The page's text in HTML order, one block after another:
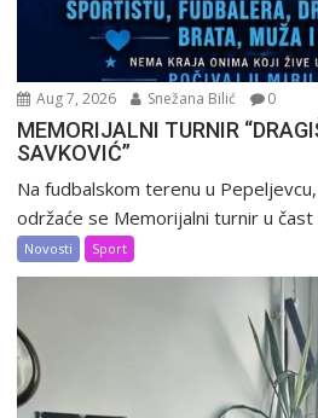
Aug 7, 2026 Snežana Bilić 0
MEMORIJALNI TURNIR
SAVKOVIĆ”
Na fudbalskom terenu u
održaće se Memorijalni turnir u čast
Novosti Sport